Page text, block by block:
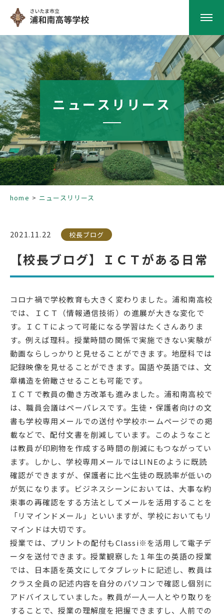
HOME
学校紹介
南高の教育
学校生活
部活動
保健室より
図書室より
事務室より
在校生の皆さんへ
保護者の方へ
本校のPTA活動
地域の皆様へ
同窓会
教育関係者の方へ
各種証明書発行
アクセス
お問い合わせ
English
プライバシーポリシー
ニュースリリース
home ニュースリリース
2021.11.22 校長ブログ
【校長ブログ】ＩＣＴがある日常
コロナ禍で学校教育も大きく変わりました。浦和南高校
では、ＩＣＴ（情報通信技術）の進展が大きな変化で
す。ＩＣＴによって可能になる学習はたくさんありま
す。例えば理科。授業時間の関係で実施できない実験が
動画ならしっかりと見せることができます。地歴科では
記録映像を見せることができます。国語や英語では、文
章構造を俯瞰させることも可能です。
ＩＣＴで教員の働き方改革も進みました。浦和南高校で
は、職員会議はペーパレスです。生徒・保護者向けの文
書も学校専用メールでの送付や学校ホームページでの掲
載などで、配付文書を削減しています。このようなこと
は教員が印刷物を作成する時間の削減にもつながってい
ます。しかし、学校専用メールではLINEのように既読
確認ができますが、保護者に比べ生徒の既読率が低いの
が気になります。ビジネスシーンにおいては、大事な約
束事の再確認をする方法としてメールを活用することを
「リマインドメール」といいますが、学校においてもリ
マインドは大切です。
授業では、プリントの配付もClassi※を活用して電子デ
ータを送付できます。授業観察した１年生の英語の授業
では、日本語を英文にしてタブレットに記述し、教員は
クラス全員の記述内容を自分のパソコンで確認し個別に
アドバイスしていました。教員が一人一人とやり取りを
することで、授業の理解度を把握できますし、人前での